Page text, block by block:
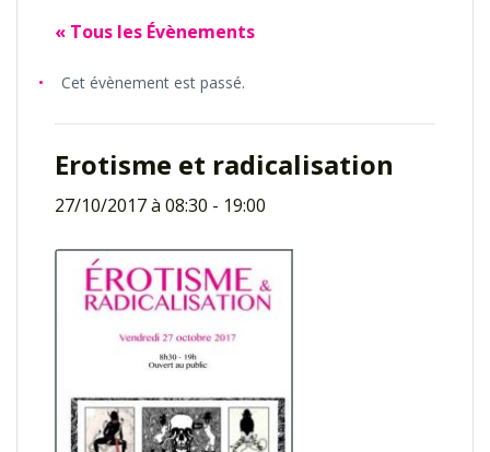
« Tous les Évènements
Cet évènement est passé.
Erotisme et radicalisation
27/10/2017 à 08:30 - 19:00